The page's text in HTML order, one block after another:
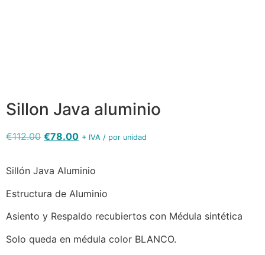
Sillon Java aluminio
€112.00 €78.00 + IVA / por unidad
Sillón Java Aluminio
Estructura de Aluminio
Asiento y Respaldo recubiertos con Médula sintética
Solo queda en médula color BLANCO.